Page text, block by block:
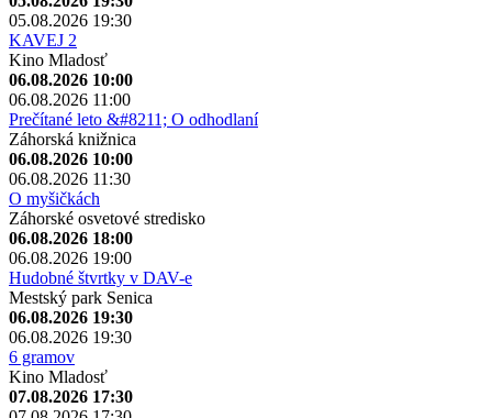
05.08.2026 19:30
KAVEJ 2
Kino Mladosť
06.08.2026 10:00
06.08.2026 11:00
Prečítané leto &#8211; O odhodlaní
Záhorská knižnica
06.08.2026 10:00
06.08.2026 11:30
O myšičkách
Záhorské osvetové stredisko
06.08.2026 18:00
06.08.2026 19:00
Hudobné štvrtky v DAV-e
Mestský park Senica
06.08.2026 19:30
06.08.2026 19:30
6 gramov
Kino Mladosť
07.08.2026 17:30